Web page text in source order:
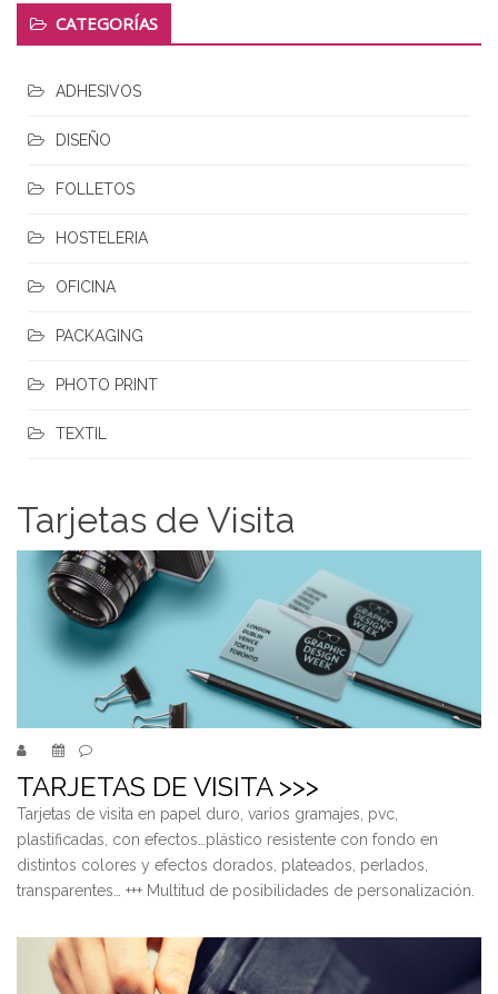
CATEGORÍAS
ADHESIVOS
DISEÑO
FOLLETOS
HOSTELERIA
OFICINA
PACKAGING
PHOTO PRINT
TEXTIL
Tarjetas de Visita
TARJETAS DE VISITA >>>
Tarjetas de visita en papel duro, varios gramajes, pvc,
plastificadas, con efectos…plástico resistente con fondo en
distintos colores y efectos dorados, plateados, perlados,
transparentes… +++ Multitud de posibilidades de personalización.